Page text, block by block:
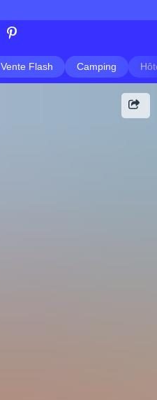
Vente Flash Camping